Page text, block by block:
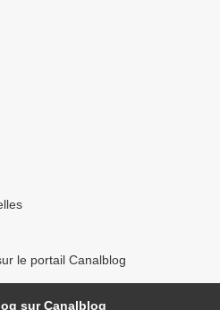
le portail Canalblog
sur Canalblog